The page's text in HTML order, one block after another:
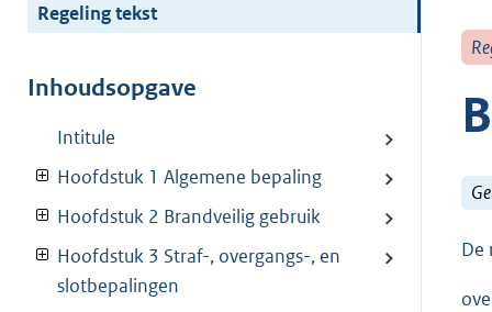
Regeling tekst
Inhoudsopgave
Intitule
Hoofdstuk 1 Algemene bepaling
Hoofdstuk 2 Brandveilig gebruik
Hoofdstuk 3 Straf-, overgangs-, en
slotbepalingen
De